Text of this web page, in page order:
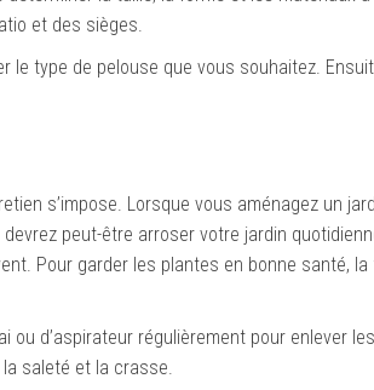
et des sièges.
le type de pelouse que vous souhaitez.
s’impose. Lorsque vous aménagez un
peut-être arroser votre jardin
Pour garder les plantes en bonne santé,
ou d’aspirateur régulièrement pour enlever
saleté et la crasse.